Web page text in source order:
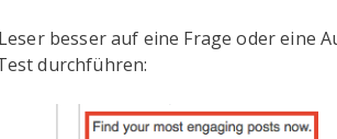
besser auf eine Frage oder eine
durchführen: